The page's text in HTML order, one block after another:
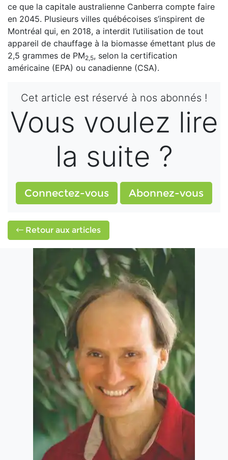
ce que la capitale australienne Canberra compte faire
en 2045. Plusieurs villes québécoises s’inspirent de
Montréal qui, en 2018, a interdit l’utilisation de tout
appareil de chauffage à la biomasse émettant plus de
2,5 grammes de PM2,5, selon la certification
américaine (EPA) ou canadienne (CSA).
Cet article est réservé à nos abonnés !
Vous voulez lire
la suite ?
Connectez-vous Abonnez-vous
Retour aux articles